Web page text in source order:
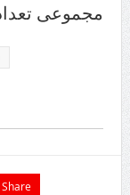
مجموعی تعداد.. 56342 … 16540
Share